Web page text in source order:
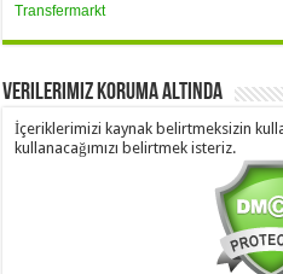
Transfermarkt
Verilerimiz Koruma Altında
İçeriklerimizi kaynak belirtmeksizin
kullanacağımızı belirtmek isteriz.